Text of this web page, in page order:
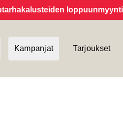
loppuunmyynti
Kampanjat Tarjoukset